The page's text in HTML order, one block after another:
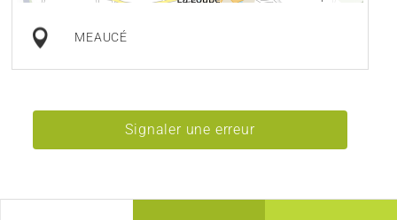
MEAUCÉ
Signaler une erreur